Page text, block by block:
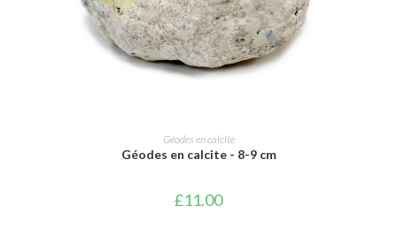
AJOUTER AU PANIER
Géodes en calcite
Géodes en calcite - 8-9 cm
£11.00